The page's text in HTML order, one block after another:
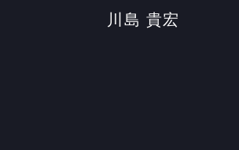
川島 貴宏